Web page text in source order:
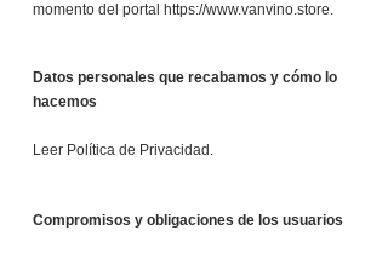
momento del portal https://www.vanvino.store.
Datos personales que recabamos y cómo lo
hacemos
Leer Política de Privacidad.
Compromisos y obligaciones de los usuarios